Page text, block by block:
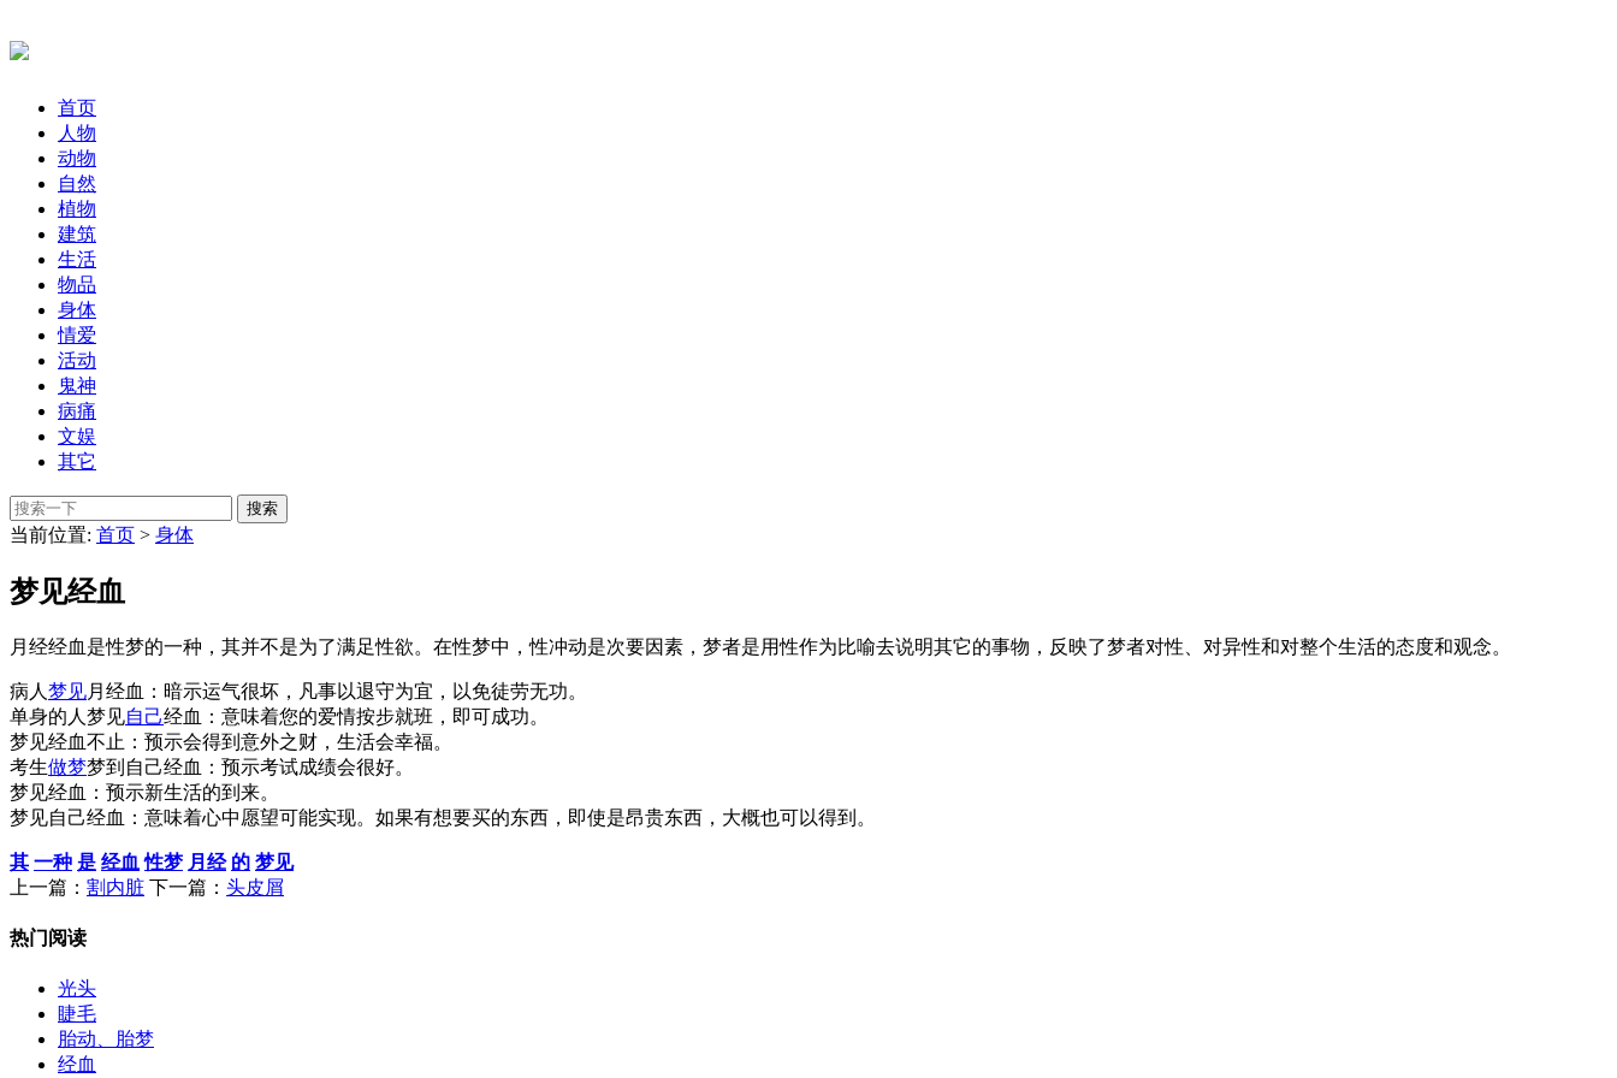
首页
人物
动物
自然
植物
建筑
生活
物品
身体
情爱
活动
鬼神
病痛
文娱
其它
当前位置: 首页 > 身体
梦见经血
月经经血是性梦的一种，其并不是为了满足性欲。在性梦中，性冲动是次要因素，梦者是用性作为比喻去说明其它的事物，反映了梦者对性、对异性和对整个生活的态度和观念。
病人 梦见月经血：暗示运气很坏，凡事以退守为宜，以免徒劳无功。
单身的人梦见自己经血：意味着您的爱情按步就班，即可成功。
梦见经血不止：预示会得到意外之财，生活会幸福。
考生做梦梦到自己经血：预示考试成绩会很好。
梦见经血：预示新生活的到来。
梦见自己经血：意味着心中愿望可能实现。如果有想要买的东西，即使是昂贵东西，大概也可以得到。
其 一种 是 经血 性梦 月经 的 梦见
上一篇： 割内脏 下一篇： 头皮屑
热门阅读
光头
睫毛
胎动、胎梦
经血